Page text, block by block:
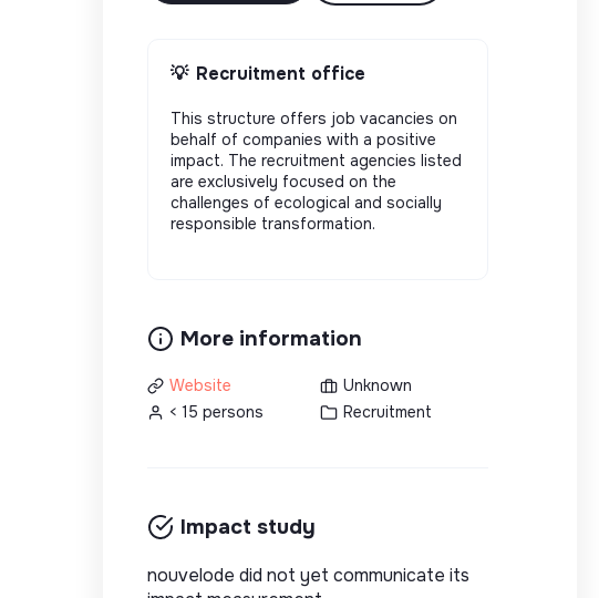
💡 Recruitment office
This structure offers job vacancies on
behalf of companies with a positive
impact. The recruitment agencies listed
are exclusively focused on the
challenges of ecological and socially
responsible transformation.
More information
Website
Unknown
< 15 persons
Recruitment
Impact study
nouvelode did not yet communicate its